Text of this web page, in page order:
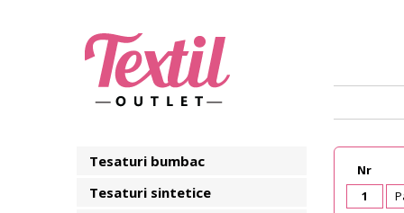
Tesaturi bumbac
Tesaturi sintetice
Nr
1